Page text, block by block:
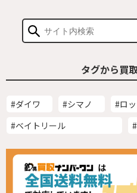
タグから買
#ダイワ #シマノ #ロ
#ベイトリール